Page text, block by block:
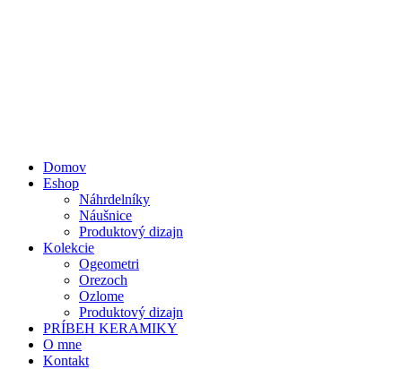
Domov
Eshop
Náhrdelníky
Náušnice
Produktový dizajn
Kolekcie
Ogeometri
Orezoch
Ozlome
Produktový dizajn
PRÍBEH KERAMIKY
O mne
Kontakt